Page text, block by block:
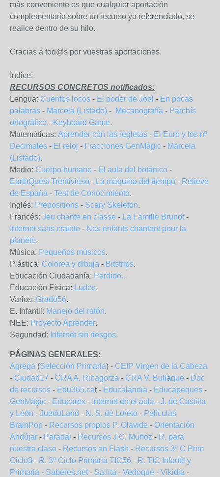
más conveniente es que cualquier aportación
complementaria sobre un recurso ya referenciado, se
realice dentro de su hilo.
Gracias a tod@s por vuestras aportaciones.
Índice:
RECURSOS CONCRETOS notificados:
Lengua: Cuentos locos - El poder de Joel - En pocas
palabras - Marcela (Listado) - Mecanografía - Parchís
ortográfico - Keyboard Game.
Matemáticas: Aprender con las regletas - El Euro y los nº
Decimales - El reloj - Fracciones GenMàgic - Marcela
(Listado).
Medio: Cuerpo humano - El aula del botánico -
EarthQuest Trentivieso - La máquina del tiempo - Relieve
de España - Test de Conocimiento.
Inglés: Prepositions - Scary Skeleton.
Francés: Jeu chante en classe - La Famille Brunot-
Internet sans crainte - Nos enfants chantent pour la
planète.
Música: Pequeños músicos.
Plástica: Colorea y dibuja - Bitstrips.
Educación Ciudadanía: Perdido...
Educación Física: Ludos.
Varios: Grado56.
E. Infantil: Manejo del ratón.
NEE: Proyecto Aprender.
Seguridad: Internet sin riesgos.
PÁGINAS GENERALES:
Agrega (Selección Primaria) - CEIP Virgen de la Cabeza
- Ciudad17 - CRA A. Ribagorza - CRA V. Bullaque - Doc
de recursos - Edu365.cat - Educalandia - Educapeques -
GenMàgic - Educarex - Internet en el aula - J. de Castilla
y León - JueduLand - N. S. de Loreto - Películas
BrainPop - Recursos propios P. Olavide - Orientación
Andújar - Paradai - Recursos J.C. Muñoz - R. para
nuestra clase - Recursos en Flash - Recursos 3º C Prim
Ciclo3 - R. 3º Ciclo Primaria TIC56 - R. TIC Infantil y
Primaria - Saberes.net- Sallita - Vedoque - Vikidia -